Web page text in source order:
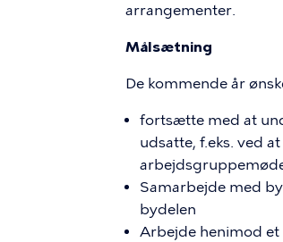
arrangementer.
Målsætning
De kommende år
fortsætte med at
udsatte, f.eks. ved
Samarbejde med
bydelen
Arbejde henimod